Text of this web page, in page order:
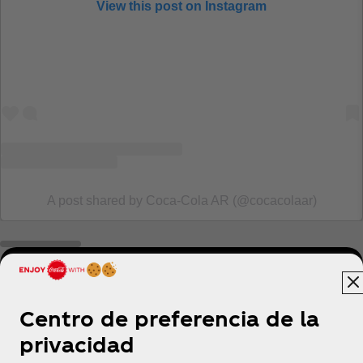
View this post on Instagram
A post shared by Coca‑Cola AR (@cocacolaar)
Centro de preferencia de la
privacidad